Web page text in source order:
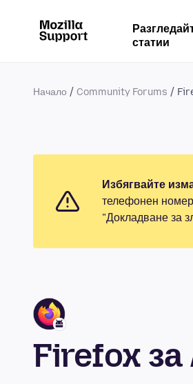
статии
Начало Community Forums
Избягвайте
телефонен
"Докладване за
Firefox